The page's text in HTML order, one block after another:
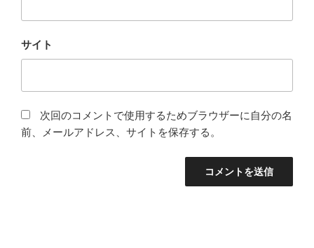
サイト
次回のコメントで使用するためブラウザーに自分の名
前、メールアドレス、サイトを保存する。